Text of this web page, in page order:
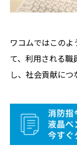
ワコムではこの
て、利用される
し、社会貢献につ